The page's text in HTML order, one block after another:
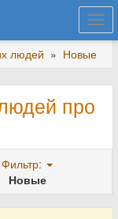
людей » Новые
про
Фильтр:
Новые